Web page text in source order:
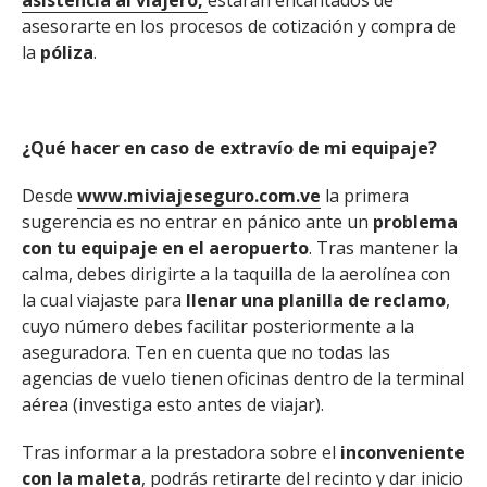
asesorarte en los procesos de cotización y compra de
la póliza.
¿Qué hacer en caso de extravío de mi equipaje?
Desde www.miviajeseguro.com.ve la primera
sugerencia es no entrar en pánico ante un problema
con tu equipaje en el aeropuerto. Tras mantener la
calma, debes dirigirte a la taquilla de la aerolínea con
la cual viajaste para llenar una planilla de reclamo,
cuyo número debes facilitar posteriormente a la
aseguradora. Ten en cuenta que no todas las
agencias de vuelo tienen oficinas dentro de la terminal
aérea (investiga esto antes de viajar).
Tras informar a la prestadora sobre el inconveniente
con la maleta, podrás retirarte del recinto y dar inicio